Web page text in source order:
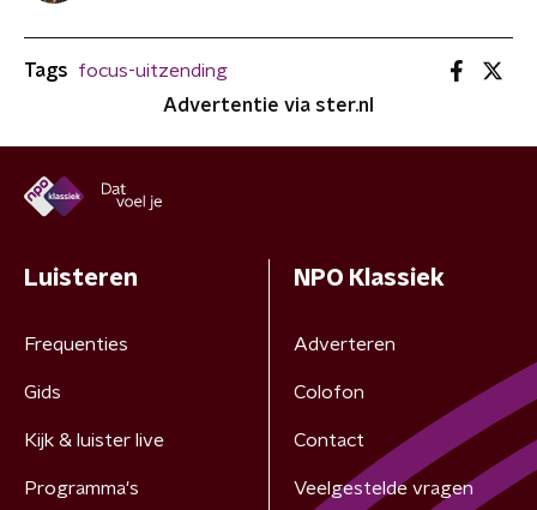
Tags
focus-uitzending
Advertentie via ster.nl
Luisteren
Frequenties
Gids
Kijk & luister live
Programma's
NPO Klassiek
Adverteren
Colofon
Contact
Veelgestelde vragen